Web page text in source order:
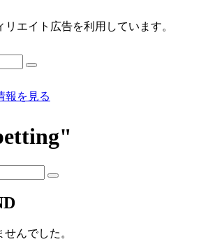
エイト広告を利用しています。
報を見る
んでした。